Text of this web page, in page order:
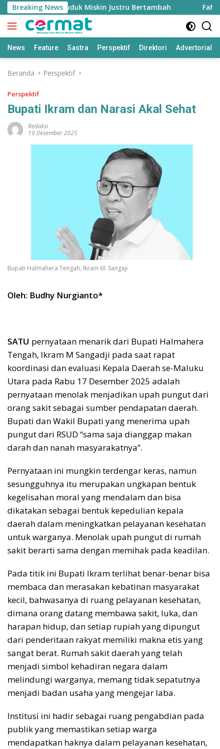
Langsung
ke
konten
Breaking News
Penduduk Miskin Justru Bertambah Fahreza
News Feature Sastra Perspektif Direktori Advertorial
Beranda Perspektif
Perspektif
Bupati Ikram dan Narasi Akal Sehat
Redaksi
19 Desember 2025
Bupati Halmahera Tengah, Ikram M. Sangaji
Oleh: Budhy Nurgianto*
SATU pernyataan menarik dari Bupati Halmahera
Tengah, Ikram M Sangadji pada saat rapat
koordinasi dan evaluasi Kepala Daerah se-Maluku
Utara pada Rabu 17 Desember 2025 adalah
pernyataan menolak menjadikan upah pungut dari
orang sakit sebagai sumber pendapatan daerah.
Bupati dan Wakil Bupati yang menerima upah
pungut dari RSUD “sama saja dianggap makan
darah dan nanah masyarakatnya”.
Pernyataan ini mungkin terdengar keras, namun
sesungguhnya itu merupakan ungkapan bentuk
kegelisahan moral yang mendalam dan bisa
dikatakan sebagai bentuk kepedulian kepala
daerah dalam meningkatkan pelayanan kesehatan
untuk warganya. Menolak upah pungut di rumah
sakit berarti sama dengan memihak pada keadilan.
Pada titik ini Bupati Ikram terlihat benar-benar bisa
membaca dan merasakan kebatinan masyarakat
kecil, bahwasanya di ruang pelayanan kesehatan,
dimana orang datang membawa sakit, luka, dan
harapan hidup, dan setiap rupiah yang dipungut
dari penderitaan rakyat memiliki makna etis yang
sangat berat. Rumah sakit daerah yang telah
menjadi simbol kehadiran negara dalam
melindungi warganya, memang tidak sepatutnya
menjadi badan usaha yang mengejar laba.
Institusi ini hadir sebagai ruang pengabdian pada
publik yang memastikan setiap warga
mendapatkan haknya dalam pelayanan kesehatan,